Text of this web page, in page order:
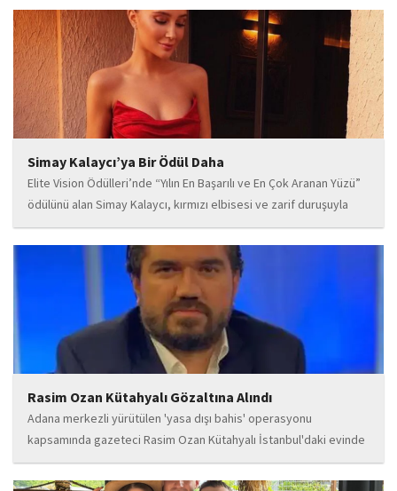
sahne performansı, uluslararası standartlardaki repertuarı ve
deneyimli müzisyen kadrosuyla dikkat çeken...
Simay Kalaycı’ya Bir Ödül Daha
Elite Vision Ödülleri’nde “Yılın En Başarılı ve En Çok Aranan Yüzü”
ödülünü alan Simay Kalaycı, kırmızı elbisesi ve zarif duruşuyla
geceye damga vurdu. Takı markasıyla da dikkat çeken Kalaycı,
Wilma...
Rasim Ozan Kütahyalı Gözaltına Alındı
Adana merkezli yürütülen 'yasa dışı bahis' operasyonu
kapsamında gazeteci Rasim Ozan Kütahyalı İstanbul'daki evinde
gözaltına alındı.